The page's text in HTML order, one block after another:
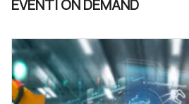
EVENTI ON DEMAND